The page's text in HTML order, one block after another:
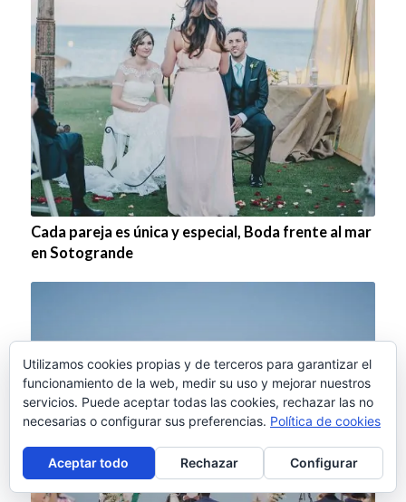
Cada pareja es única y especial, Boda frente al mar
en Sotogrande
Utilizamos cookies propias y de terceros para garantizar el
funcionamiento de la web, medir su uso y mejorar nuestros
servicios. Puede aceptar todas las cookies, rechazar las no
necesarias o configurar sus preferencias. Política de cookies
Aceptar todo Rechazar Configurar